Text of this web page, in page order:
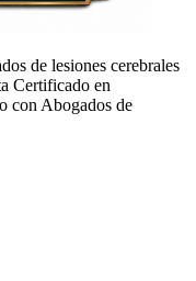
de lesiones cerebrales
Certificado en
con Abogados de